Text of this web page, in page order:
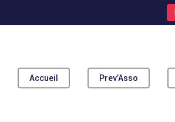
fermer
Accueil Prev’Asso